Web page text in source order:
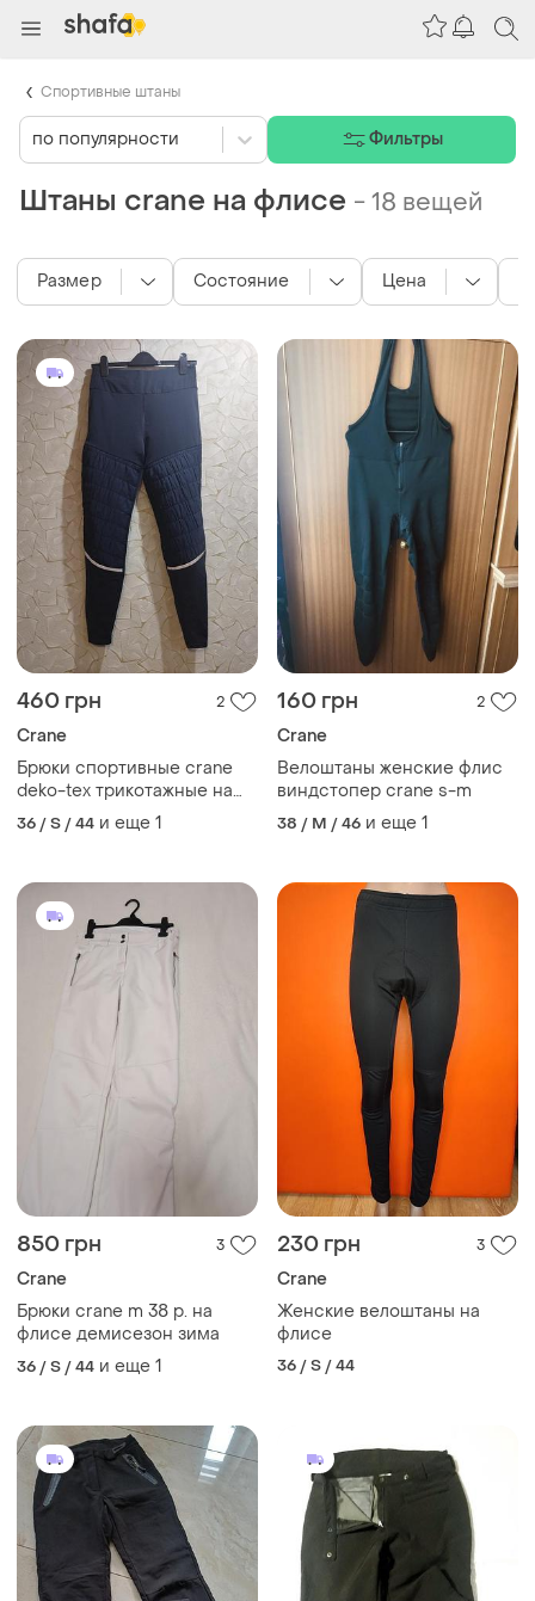
Штаны crane на флисе -18 вещей
460 грн 2
Crane
Брюки спортивные crane
deko-tex трикотажные на
флисе с утеплением
36 / S / 44 и еще 1
160 грн 2
Crane
Велоштаны женские флис
виндстопер crane s-m
38 / M / 46 и еще 1
850 грн 3
Crane
Брюки crane m 38 р. на
флисе демисезон зима
36 / S / 44 и еще 1
230 грн 3
Crane
Женские велоштаны на
флисе
36 / S / 44
Размер Состояние Цена
по популярности Фильтры
Спортивные штаны